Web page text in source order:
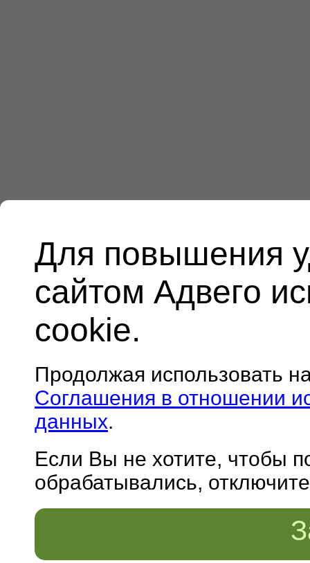
Для повышения
сайтом Адвего
cookie.
Продолжая использовать
Соглашения в отношении
данных.
Если Вы не хотите, чтобы
обрабатывались,